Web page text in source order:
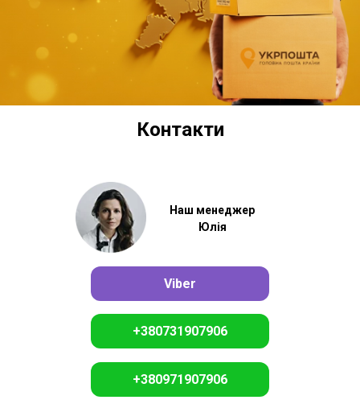
Контакти
Наш менеджер
Юлія
Viber
+380731907906
+380971907906